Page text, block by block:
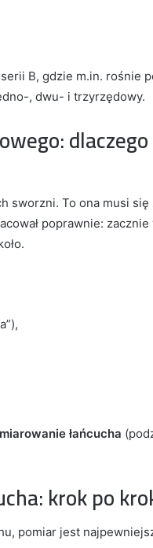
B, gdzie m.in. rośnie
, dwu- i trzyrzędowy.
sworzni. To ona musi się
poprawnie:
łańcucha
krok po
pomiar jest